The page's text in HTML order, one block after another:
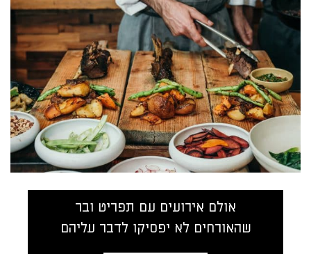
אולם אירועים עם תפריט ובר
שהאורחים לא יפסיקו לדבר עליהם